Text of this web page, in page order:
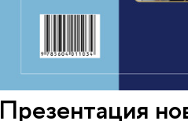
Презентация